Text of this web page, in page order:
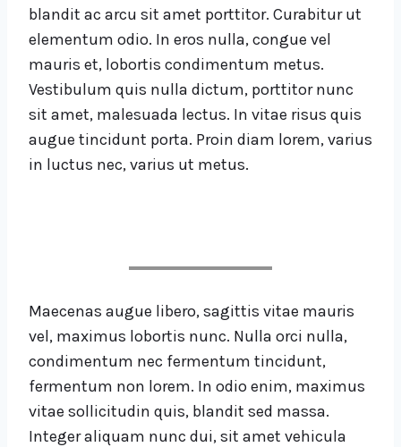
blandit ac arcu sit amet porttitor. Curabitur ut
elementum odio. In eros nulla, congue vel
mauris et, lobortis condimentum metus.
Vestibulum quis nulla dictum, porttitor nunc
sit amet, malesuada lectus. In vitae risus quis
augue tincidunt porta. Proin diam lorem, varius
in luctus nec, varius ut metus.
Maecenas augue libero, sagittis vitae mauris
vel, maximus lobortis nunc. Nulla orci nulla,
condimentum nec fermentum tincidunt,
fermentum non lorem. In odio enim, maximus
vitae sollicitudin quis, blandit sed massa.
Integer aliquam nunc dui, sit amet vehicula